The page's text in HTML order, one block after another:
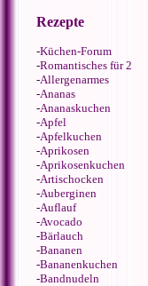
Rezepte
-Küchen-Forum
-Romantisches für 2
-Allergenarmes
-Ananas
-Ananaskuchen
-Apfel
-Apfelkuchen
-Aprikosen
-Aprikosenkuchen
-Artischocken
-Auberginen
-Auflauf
-Avocado
-Bärlauch
-Bananen
-Bananenkuchen
-Bandnudeln